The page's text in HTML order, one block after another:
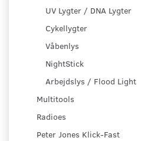
UV Lygter / DNA Lygter
Cykellygter
Våbenlys
NightStick
Arbejdslys / Flood Light
Multitools
Radioes
Peter Jones Klick-Fast